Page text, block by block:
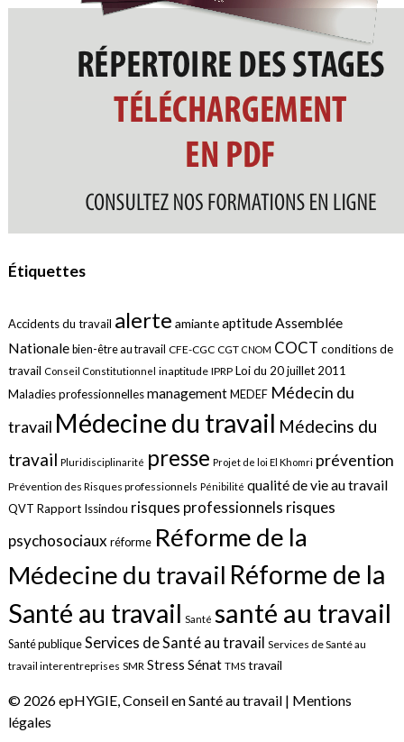
Étiquettes
Accidents du travail alerte amianteaptitudeAssemblée
Nationale bien-être au travail CFE-CGC CGT CNOM COCT conditions de
travail Conseil Constitutionnel inaptitude IPRP Loi du 20 juillet 2011
Maladies professionnellesmanagement MEDEF Médecin du
travail Médecine du travail Médecins du
travail Pluridisciplinarité presse Projet de loi El Khomri prévention
Prévention des Risques professionnels Pénibilité qualité de vie au travail
QVT Rapport Issindou risques professionnels risques
psychosociauxréforme Réforme de la
Médecine du travail Réforme de la
Santé au travail Santé santé au travail
Santé publiqueServices de Santé au travail Services de Santé au
travail interentreprises SMR Stress Sénat TMS travail
© 2026 epHYGIE, Conseil en Santé au travail | Mentions
légales